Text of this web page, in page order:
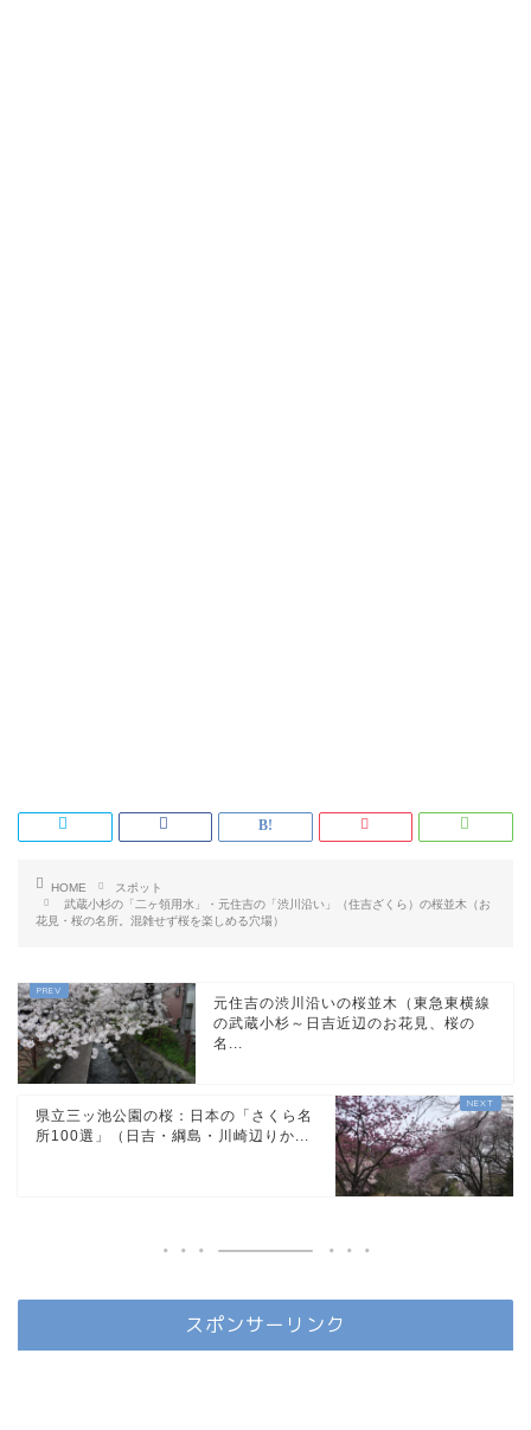
HOME
スポット
武蔵小杉の「二ヶ領用水」・元住吉の「渋川沿い」（住吉ざくら）の桜並木（お
花見・桜の名所。混雑せず桜を楽しめる穴場）
元住吉の渋川沿いの桜並木（東急東横線
の武蔵小杉～日吉近辺のお花見、桜の
名...
県立三ッ池公園の桜：日本の「さくら名
所100選」（日吉・綱島・川崎辺りか...
スポンサーリンク